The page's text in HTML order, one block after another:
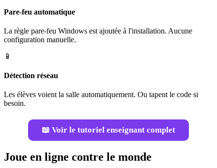
Pare-feu automatique
La règle pare-feu Windows est ajoutée à l'installation. Aucune
configuration manuelle.
📱
Détection réseau
Les élèves voient la salle automatiquement. Ou tapent le code si
besoin.
📖 Voir le tutoriel enseignant complet
Joue en ligne contre le monde